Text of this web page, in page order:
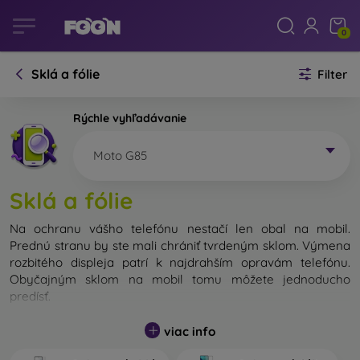
0
Sklá a fólie Filter
Rýchle vyhľadávanie
Moto G85
Sklá a fólie
Na ochranu vášho telefónu nestačí len obal na mobil.
Prednú stranu by ste mali chrániť tvrdeným sklom. Výmena
rozbitého displeja patrí k najdrahším opravám telefónu.
Obyčajným sklom na mobil tomu môžete jednoducho
predísť.
Nerozbitné sklo na mobil síce neexistuje, no v prípade pádu
ostane váš displej zväčša neporušený. Výber tvrdeného
viac info